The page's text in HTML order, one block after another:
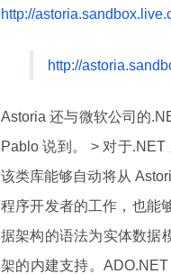
http://
http://
Astoria 还与微软公司的
Pablo 说到。 > 对于
该类库能够自动将从
程序开发者的工作，也能
据架构的语法为实体数据
架的内建支持。